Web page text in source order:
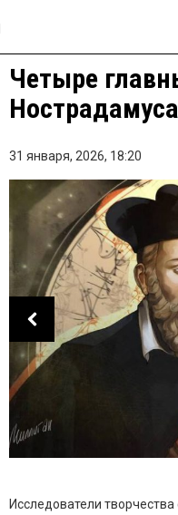
Четыре
31 января, 2026, 18:20
Исследователи